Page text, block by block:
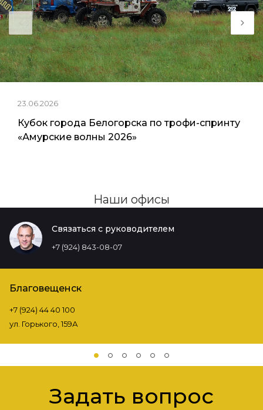
23.06.2026
Кубок города Белогорска по трофи-спринту
«Амурские волны 2026»
Наши офисы
Связаться с руководителем
+7 (924) 843-08-07
Благовещенск
+7 (924) 44 40 100
ул. Горького, 159А
Задать вопрос